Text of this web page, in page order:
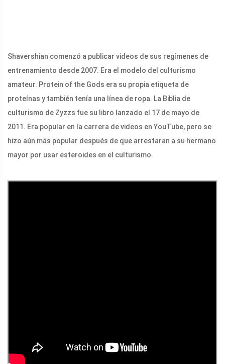
Shavershian comenzó a publicar videos de sus regímenes de
entrenamiento desde 2007. Era el modelo del culturismo
amateur. Protein of the Gods era su propia etiqueta de
proteínas y también tenía una línea de ropa. La Biblia de
culturismo de Zyzzs fue su libro lanzado el 17 de mayo de
2011. Era popular en la carrera de videos en YouTube, pero se
hizo aún más popular después de que arrestaran a su hermano
mayor por usar esteroides en el culturismo.